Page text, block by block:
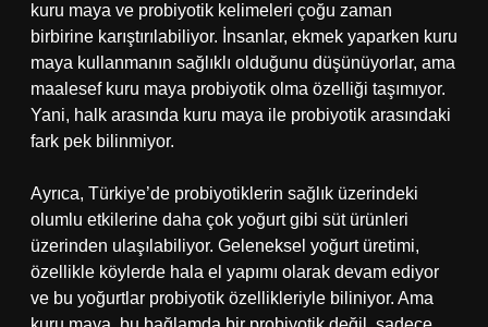
kuru maya ve probiyotik kelimeleri çoğu zaman
birbirine karıştırılabiliyor. İnsanlar, ekmek yaparken kuru
maya kullanmanın sağlıklı olduğunu düşünüyorlar, ama
maalesef kuru maya probiyotik olma özelliği taşımıyor.
Yani, halk arasında kuru maya ile probiyotik arasındaki
fark pek bilinmiyor.
Ayrıca, Türkiye’de probiyotiklerin sağlık üzerindeki
olumlu etkilerine daha çok yoğurt gibi süt ürünleri
üzerinden ulaşılabiliyor. Geleneksel yoğurt üretimi,
özellikle köylerde hala el yapımı olarak devam ediyor
ve bu yoğurtlar probiyotik özellikleriyle biliniyor. Ama